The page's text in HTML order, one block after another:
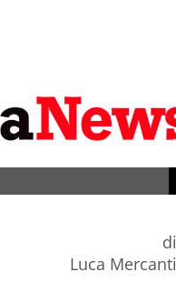
di
Luca Mercanti